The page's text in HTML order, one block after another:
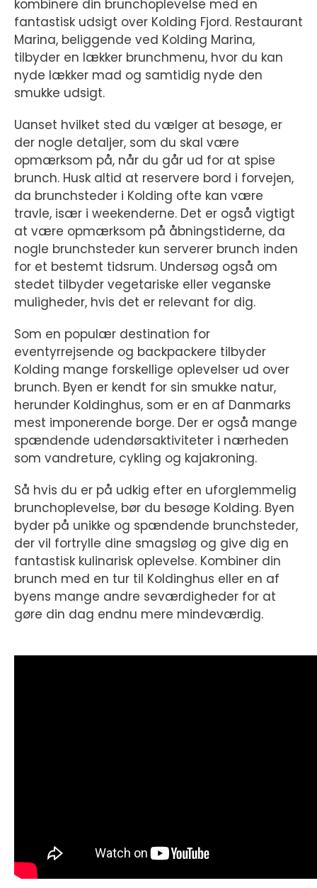
kombinere din brunchoplevelse med en
fantastisk udsigt over Kolding Fjord. Restaurant
Marina, beliggende ved Kolding Marina,
tilbyder en lækker brunchmenu, hvor du kan
nyde lækker mad og samtidig nyde den
smukke udsigt.
Uanset hvilket sted du vælger at besøge, er
der nogle detaljer, som du skal være
opmærksom på, når du går ud for at spise
brunch. Husk altid at reservere bord i forvejen,
da brunchsteder i Kolding ofte kan være
travle, især i weekenderne. Det er også vigtigt
at være opmærksom på åbningstiderne, da
nogle brunchsteder kun serverer brunch inden
for et bestemt tidsrum. Undersøg også om
stedet tilbyder vegetariske eller veganske
muligheder, hvis det er relevant for dig.
Som en populær destination for
eventyrrejsende og backpackere tilbyder
Kolding mange forskellige oplevelser ud over
brunch. Byen er kendt for sin smukke natur,
herunder Koldinghus, som er en af Danmarks
mest imponerende borge. Der er også mange
spændende udendørsaktiviteter i nærheden
som vandreture, cykling og kajakroning.
Så hvis du er på udkig efter en uforglemmelig
brunchoplevelse, bør du besøge Kolding. Byen
byder på unikke og spændende brunchsteder,
der vil fortrylle dine smagsløg og give dig en
fantastisk kulinarisk oplevelse. Kombiner din
brunch med en tur til Koldinghus eller en af
byens mange andre seværdigheder for at
gøre din dag endnu mere mindeværdig.